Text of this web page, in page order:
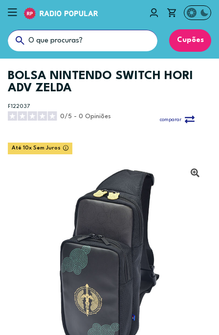
Cupões
BOLSA NINTENDO SWITCH HORI
ADV ZELDA
F122037
0/5 - 0 Opiniões
comparar
Até 10x Sem Juros